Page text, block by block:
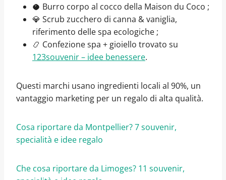
🥥 Burro corpo al cocco della Maison du Coco ;
💎 Scrub zucchero di canna & vaniglia,
riferimento delle spa ecologiche ;
📿 Confezione spa + gioiello trovato su
123souvenir – idee benessere.
Questi marchi usano ingredienti locali al 90%, un
vantaggio marketing per un regalo di alta qualità.
Cosa riportare da Montpellier? 7 souvenir,
specialità e idee regalo
Che cosa riportare da Limoges? 11 souvenir,